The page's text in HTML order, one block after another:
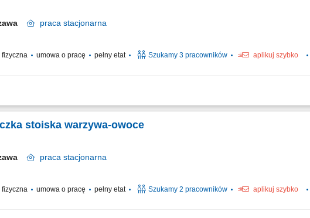
praca stacjonarna
fizyczna umowa o pracę pełny etat Szukamy 3 pracowników aplikuj szybko
serów, mięsa i wędlin; Sprawna i miła obsługa klientów; Dbanie o prawidłową ekspozycję
stoiska warzywa-owoce
praca stacjonarna
fizyczna umowa o pracę pełny etat Szukamy 2 pracowników aplikuj szybko